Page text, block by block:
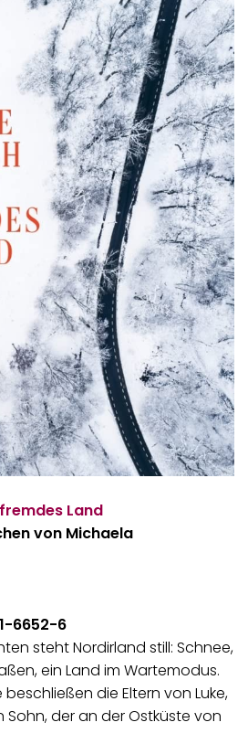
Land
von Michaela
6652-6
steht Nordirland still: Schnee,
ein Land im Wartemodus.
die Eltern von Luke,
Sohn, der an der Ostküste von